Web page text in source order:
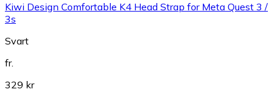
Kiwi Design Comfortable K4 Head Strap for Meta Quest 3 /
3s
Svart
fr.
329 kr